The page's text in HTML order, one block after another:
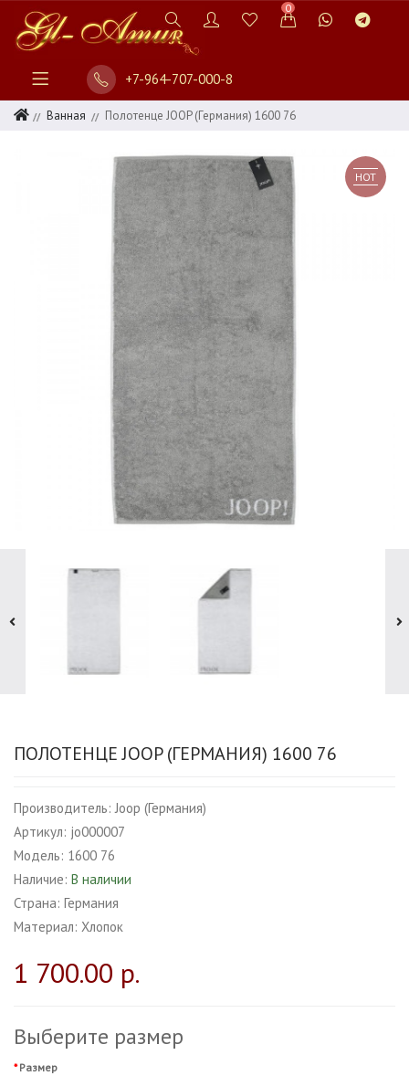
0
+7-964-707-000-8
Ванная Полотенце JOOP (Германия) 1600 76
HOT
ПОЛОТЕНЦЕ JOOP (ГЕРМАНИЯ) 1600 76
Производитель: Joop (Германия)
Артикул: jo000007
Модель: 1600 76
Наличие: В наличии
Страна: Германия
Материал: Хлопок
1 700.00 р.
Выберите размер
Размер